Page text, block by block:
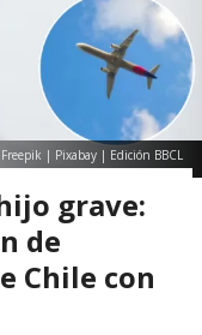
| Pixabay | Edición BBCL
grave:
de
Chile con